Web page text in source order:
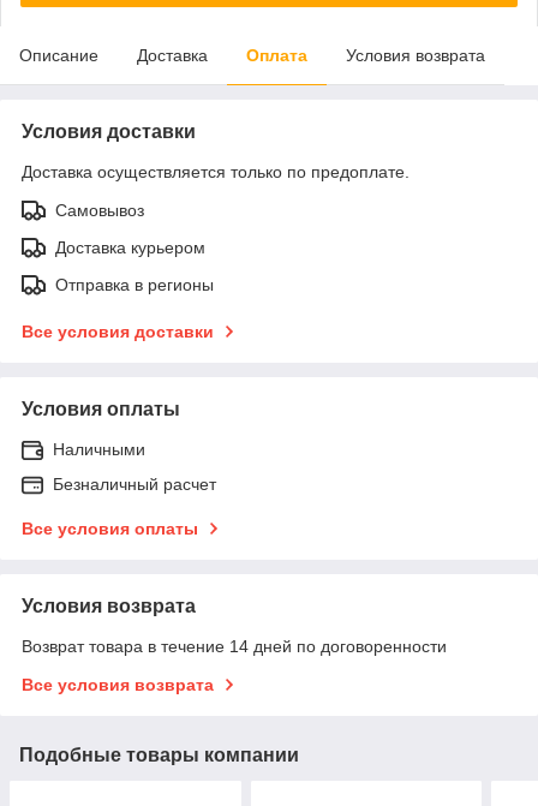
Описание Доставка Оплата Условия возврата
Условия доставки
Доставка осуществляется только по предоплате.
Самовывоз
Доставка курьером
Отправка в регионы
Все условия доставки
Условия оплаты
Наличными
Безналичный расчет
Все условия оплаты
Условия возврата
Возврат товара в течение 14 дней по договоренности
Все условия возврата
Подобные товары компании